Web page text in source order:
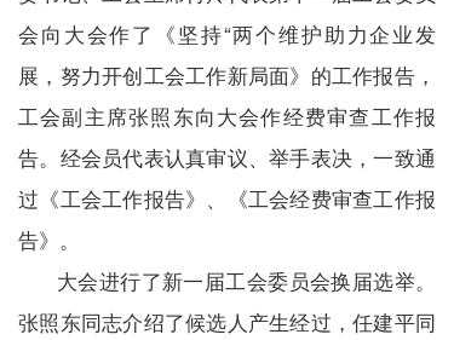
会向大会作了《坚持“两个维护助力企业发
展，努力开创工会工作新局面》的工作报告，
工会副主席张照东向大会作经费审查工作报
告。经会员代表认真审议、举手表决，一致通
过《工会工作报告》、《工会经费审查工作报
告》。
大会进行了新一届工会委员会换届选举。
张照东同志介绍了候选人产生经过，任建平同